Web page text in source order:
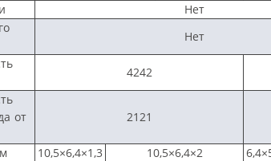
Нет
Нет
4242
от
2121
10,5×6,4×1,3 10,5×6,4×2